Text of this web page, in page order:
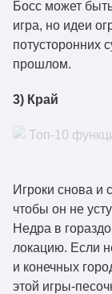
Босс может
игра, но идеи
потусторонних
прошлом.
3) Край
Игроки снова и
чтобы он не
Недра в
локацию. Если
и конечных
этой игры-